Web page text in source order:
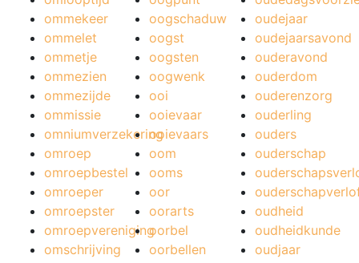
ommekeer
ommelet
ommetje
ommezien
ommezijde
ommissie
omniumverzekering
omroep
omroepbestel
omroeper
omroepster
omroepvereniging
omschrijving
oogschaduw
oogst
oogsten
oogwenk
ooi
ooievaar
ooievaars
oom
ooms
oor
oorarts
oorbel
oorbellen
oudejaar
oudejaarsavond
ouderavond
ouderdom
ouderenzorg
ouderling
ouders
ouderschap
oudheid
oudheidkunde
oudjaar